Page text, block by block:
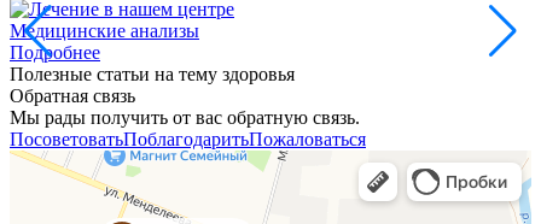
Медицинские анализы
Подробнее
Полезные статьи на тему здоровья
Обратная связь
Мы рады получить от вас обратную связь.
ПосоветоватьПоблагодаритьПожаловаться